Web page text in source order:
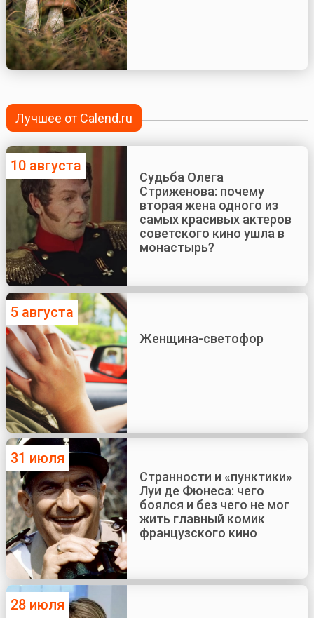
Лучшее от Calend.ru
10 августа
Судьба Олега
Стриженова: почему
вторая жена одного из
самых красивых актеров
советского кино ушла в
монастырь?
5 августа
Женщина-светофор
31 июля
Странности и «пунктики»
Луи де Фюнеса: чего
боялся и без чего не мог
жить главный комик
французского кино
28 июля